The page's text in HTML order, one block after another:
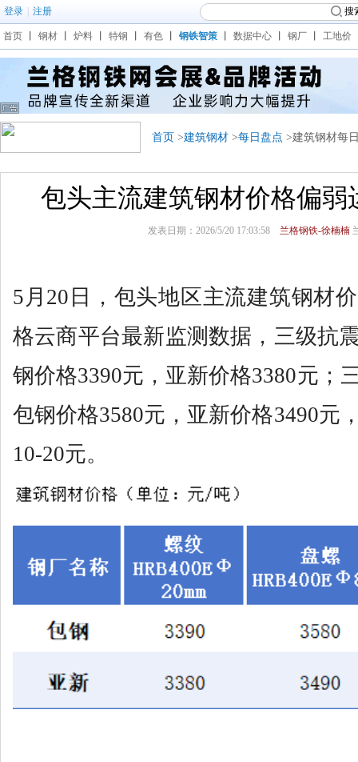
登录 注册 搜
首页 钢材 炉料 特钢 有色 钢铁智策 数据中心 钢厂 工地价
首页 >建筑钢材 >每日盘点 >建筑钢材每
包头主流建筑钢材价格偏弱
发表日期：2026/5/20 17:03:58兰格钢铁-徐楠楠
5月20日，包头地区主流建筑钢材
格云商平台最新监测数据，三级抗
钢价格3390元，亚新价格3380元；
包钢价格3580元，亚新价格3490元
10-20元。